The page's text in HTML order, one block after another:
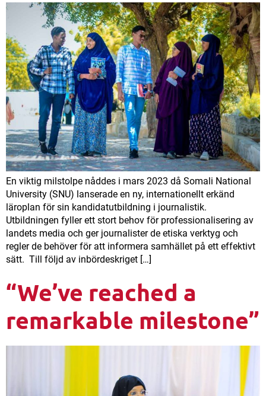
En viktig milstolpe nåddes i mars 2023 då Somali National
University (SNU) lanserade en ny, internationellt erkänd
läroplan för sin kandidatutbildning i journalistik.
Utbildningen fyller ett stort behov för professionalisering av
landets media och ger journalister de etiska verktyg och
regler de behöver för att informera samhället på ett effektivt
sätt. Till följd av inbördeskriget […]
“We’ve reached a
remarkable milestone”